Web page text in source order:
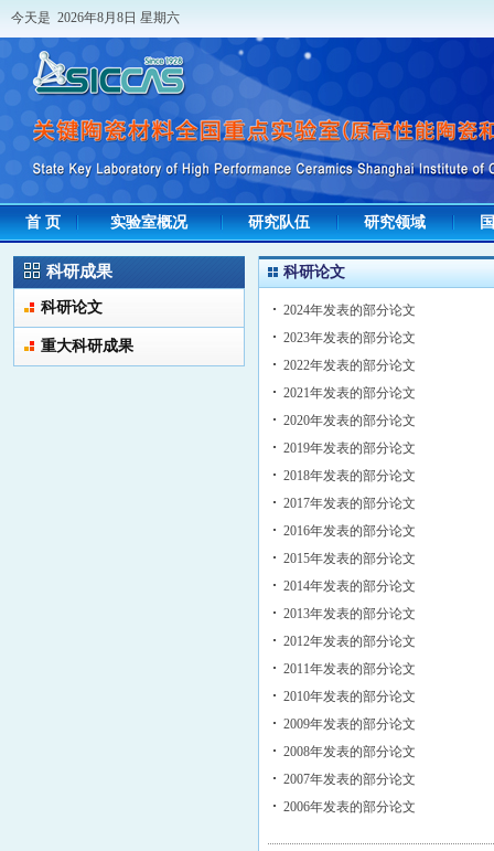
今天是 2026年8月8日 星期六
首 页 实验室概况 研究队伍 研究领域
科研成果
科研论文
重大科研成果
科研论文
2024年发表的部分论文
2023年发表的部分论文
2022年发表的部分论文
2021年发表的部分论文
2020年发表的部分论文
2019年发表的部分论文
2018年发表的部分论文
2017年发表的部分论文
2016年发表的部分论文
2015年发表的部分论文
2014年发表的部分论文
2013年发表的部分论文
2012年发表的部分论文
2011年发表的部分论文
2010年发表的部分论文
2009年发表的部分论文
2008年发表的部分论文
2007年发表的部分论文
2006年发表的部分论文